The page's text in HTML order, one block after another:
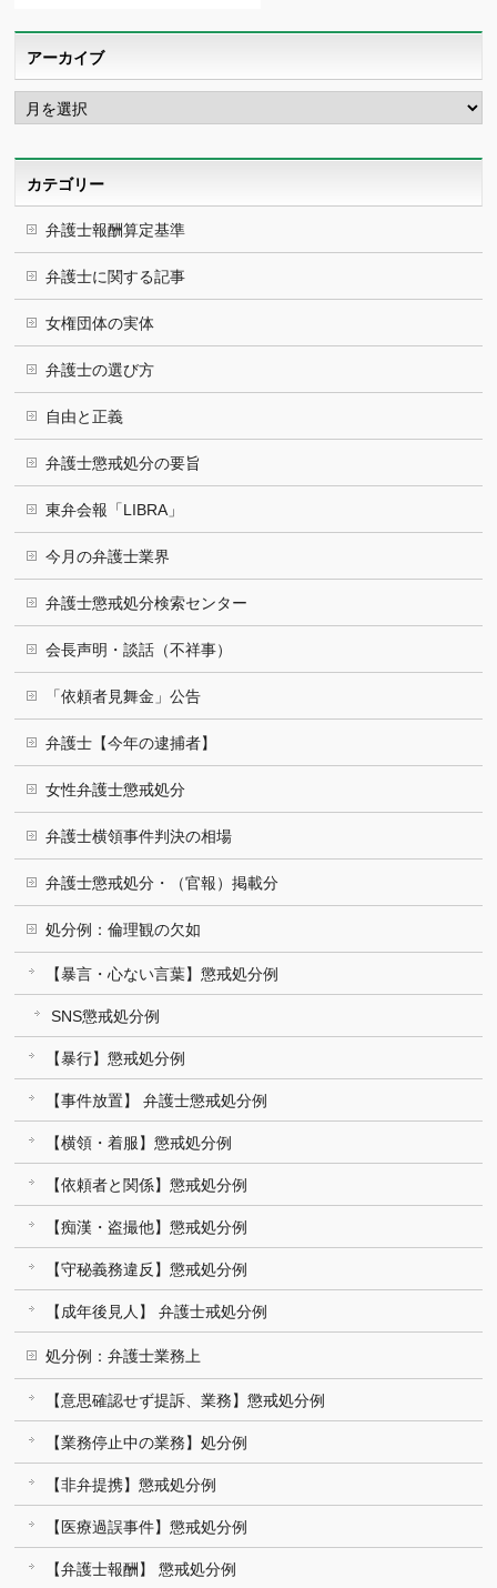
アーカイブ
ア
ー
カ
カテゴリー
弁護士報酬算定基準
弁護士に関する記事
女権団体の実体
弁護士の選び方
自由と正義
弁護士懲戒処分の要旨
東弁会報「LIBRA」
今月の弁護士業界
弁護士懲戒処分検索センター
会長声明・談話（不祥事）
「依頼者見舞金」公告
弁護士【今年の逮捕者】
女性弁護士懲戒処分
弁護士横領事件判決の相場
弁護士懲戒処分・（官報）掲載分
処分例：倫理観の欠如
【暴言・心ない言葉】懲戒処分例
SNS懲戒処分例
【暴行】懲戒処分例
【事件放置】 弁護士懲戒処分例
【横領・着服】懲戒処分例
【依頼者と関係】懲戒処分例
【痴漢・盗撮他】懲戒処分例
【守秘義務違反】懲戒処分例
【成年後見人】 弁護士戒処分例
処分例：弁護士業務上
【意思確認せず提訴、業務】懲戒処分例
【業務停止中の業務】処分例
【非弁提携】懲戒処分例
【医療過誤事件】懲戒処分例
【弁護士報酬】 懲戒処分例